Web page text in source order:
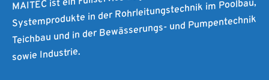
Systemprodukte in der Rohrleitungstechnik im Poolbau,
Teichbau und in der Bewässerungs- und Pumpentechnik
sowie Industrie.